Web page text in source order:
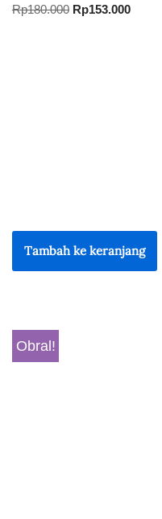
Rp180.000 Rp153.000
Tambah ke keranjang
Obral!